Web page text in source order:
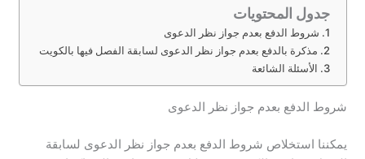
جدول المحتويات
شروط الدفع بعدم جواز نظر الدعوى
مذكرة بالدفع بعدم جواز نظر الدعوى لسابقة الفصل فيها بالكويت
الأسئلة الشائعة
شروط الدفع بعدم جواز نظر الدعوى
يمكننا استخلاص شروط الدفع بعدم جواز نظر الدعوى لسابقة